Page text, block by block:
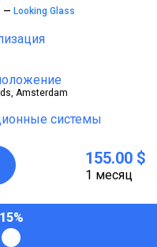
—Looking Glass
Amsterdam
системы
155.00 $
1 месяц
15%